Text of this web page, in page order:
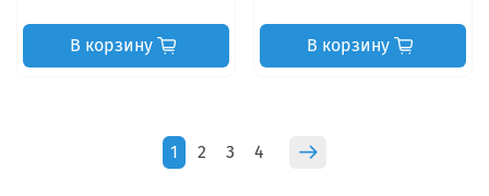
В корзину В корзину
1 2 3 4